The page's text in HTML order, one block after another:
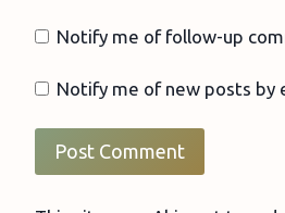
Notify me of follow-up
Notify me of new posts by